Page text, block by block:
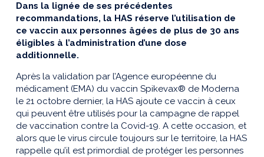
Dans la lignée de ses précédentes
recommandations, la HAS réserve l’utilisation de
ce vaccin aux personnes âgées de plus de 30 ans
éligibles à l’administration d’une dose
additionnelle.
Après la validation par l’Agence européenne du
médicament (EMA) du vaccin Spikevax® de Moderna
le 21 octobre dernier, la HAS ajoute ce vaccin à ceux
qui peuvent être utilisés pour la campagne de rappel
de vaccination contre la Covid-19. A cette occasion, et
alors que le virus circule toujours sur le territoire, la HAS
rappelle qu’il est primordial de protéger les personnes